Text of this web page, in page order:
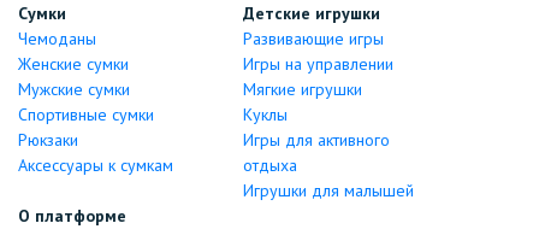
Сумки
Чемоданы
Женские сумки
Мужские сумки
Спортивные сумки
Рюкзаки
Аксессуары к сумкам
Детские игрушки
Развивающие игры
Игры на управлении
Мягкие игрушки
Куклы
Игры для активного
отдыха
Игрушки для малышей
О платформе